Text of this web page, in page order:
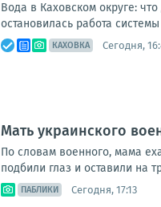
Вода в Каховском округе:
остановилась работа
КАХОВКА Сегодня,
Мать украинского
По словам военного, мама
подбили глаз и оставили на
ПАБЛИКИ Сегодня, 17:13